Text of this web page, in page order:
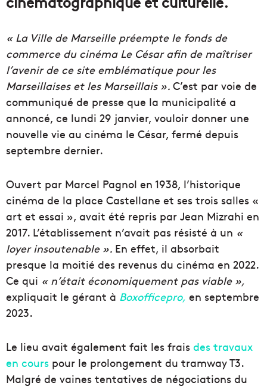
« La Ville de Marseille préempte le fonds de
commerce du cinéma Le César afin de maîtriser
l’avenir de ce site emblématique pour les
Marseillaises et les Marseillais ». C’est par voie de
communiqué de presse que la municipalité a
annoncé, ce lundi 29 janvier, vouloir donner une
nouvelle vie au cinéma le César, fermé depuis
septembre dernier.
Ouvert par Marcel Pagnol en 1938, l’historique
cinéma de la place Castellane et ses trois salles «
art et essai », avait été repris par Jean Mizrahi en
2017. L’établissement n’avait pas résisté à un «
loyer insoutenable ». En effet, il absorbait
presque la moitié des revenus du cinéma en 2022.
Ce qui « n’était économiquement pas viable »,
expliquait le gérant à Boxofficepro, en septembre
2023.
Le lieu avait également fait les frais des travaux
en cours pour le prolongement du tramway T3.
Malgré de vaines tentatives de négociations du